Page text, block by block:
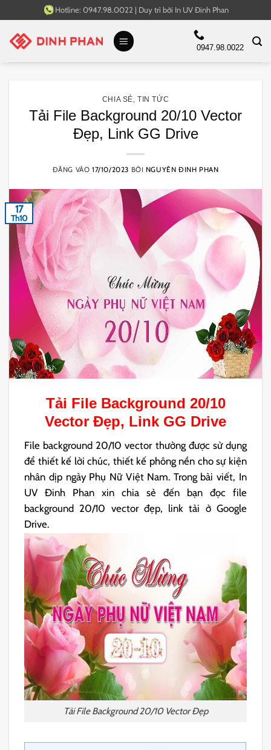
qua
nội
Hotline: 0947.98.0022 | Duy trì bởi In UV Đinh Phan
0947.98.0022
CHIA SẺ ,TIN TỨC
Tải File Background 20/10 Vector
Đẹp, Link GG Drive
ĐĂNG VÀO17/10/2023 BỞI NGUYÊN ĐINH PHAN
17
Th10
Tải File Background 20/10
Vector Đẹp, Link GG Drive
File background 20/10 vector thường được sử dụng
để thiết kế lời chúc, thiết kế phông nền cho sự kiện
nhân dịp ngày Phụ Nữ Việt Nam. Trong bài viết, In
UV Đinh Phan xin chia sẻ đến bạn đọc file
background 20/10 vector đẹp, link tải ở Google
Drive.
Tải File Background 20/10 Vector Đẹp